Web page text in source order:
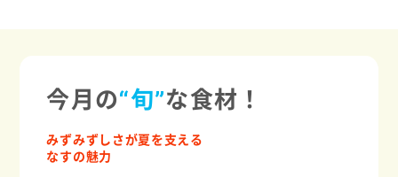
今月の“旬”な食材！
みずみずしさが夏を支える
なすの魅力